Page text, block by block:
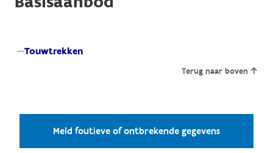
Touwtrekken
Terug naar boven
Meld foutieve of ontbrekende gegevens